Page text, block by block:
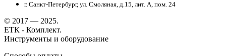
г. Санкт-Петербург, ул. Смоляная, д.15, лит. А, пом. 24
© 2017 — 2025.
ЕТК - Комплект.
Инструменты и оборудование